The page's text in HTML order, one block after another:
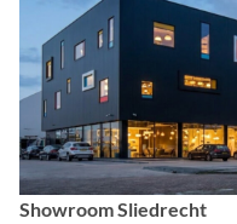
Showroom Sliedrecht